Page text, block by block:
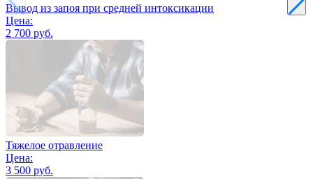
Вывод из запоя при средней интоксикации
Цена:
2 700 руб.
Тяжелое отравление
Цена:
3 500 руб.